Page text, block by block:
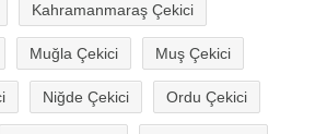
Kahramanmaraş Çekici
Muğla Çekici Muş Çekici
Niğde Çekici Ordu Çekici